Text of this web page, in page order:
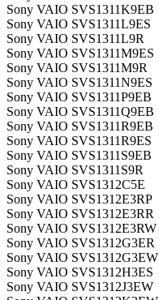
Sony VAIO SVS1311K9EB
Sony VAIO SVS1311L9ES
Sony VAIO SVS1311L9R
Sony VAIO SVS1311M9ES
Sony VAIO SVS1311M9R
Sony VAIO SVS1311N9ES
Sony VAIO SVS1311P9EB
Sony VAIO SVS1311Q9EB
Sony VAIO SVS1311R9EB
Sony VAIO SVS1311R9ES
Sony VAIO SVS1311S9EB
Sony VAIO SVS1311S9R
Sony VAIO SVS1312C5E
Sony VAIO SVS1312E3RP
Sony VAIO SVS1312E3RR
Sony VAIO SVS1312E3RW
Sony VAIO SVS1312G3ER
Sony VAIO SVS1312G3EW
Sony VAIO SVS1312H3ES
Sony VAIO SVS1312J3EW